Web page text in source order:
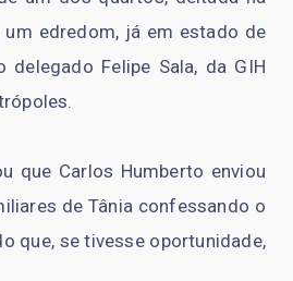
edredom, já em estado de
delegado Felipe Sala, da GIH
que Carlos Humberto enviou
de Tânia confessando o
que, se tivesse oportunidade,